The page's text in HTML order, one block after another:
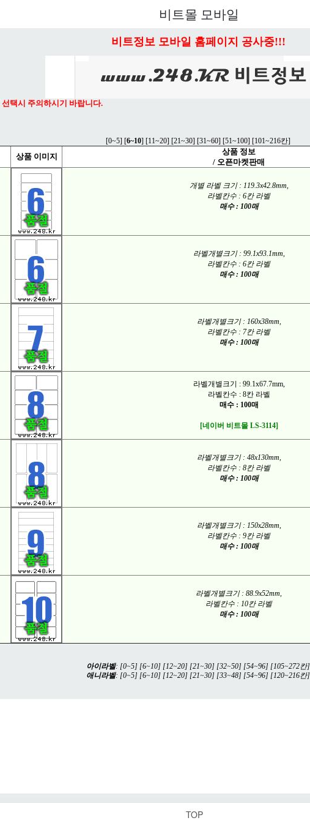
비트몰 모바일
비트정보 모바일 홈페이지 공사중!!!
택시 주의하시기 바랍니다.
[0~5] [6~10] [11~20] [21~30] [31~60] [51~100] [101~216칸]
상품 이미지
상품 정보
/ 오픈마켓판매
개별 라벨 크기 : 119.3x42.8mm,
라벨칸수 : 6칸 라벨
매수 : 100매
라벨개별크기 : 99.1x93.1mm,
라벨칸수 : 6칸 라벨
매수 : 100매
라벨개별크기 : 160x38mm,
라벨칸수 : 7칸 라벨
매수 : 100매
라벨개별크기 : 99.1x67.7mm,
라벨칸수 : 8칸 라벨
매수 : 100매
[네이버 비트몰 LS-3114]
라벨개별크기 : 48x130mm,
라벨칸수 : 8칸 라벨
매수 : 100매
라벨개별크기 : 150x28mm,
라벨칸수 : 9칸 라벨
매수 : 100매
라벨개별크기 : 88.9x52mm,
라벨칸수 : 10칸 라벨
매수 : 100매
아이라벨: [0~5] [6~10] [12~20] [21~30] [32~50] [54~96] [105~272칸]
애니라벨: [0~5] [6~10] [12~20] [21~30] [33~48] [54~96] [120~216칸]
TOP